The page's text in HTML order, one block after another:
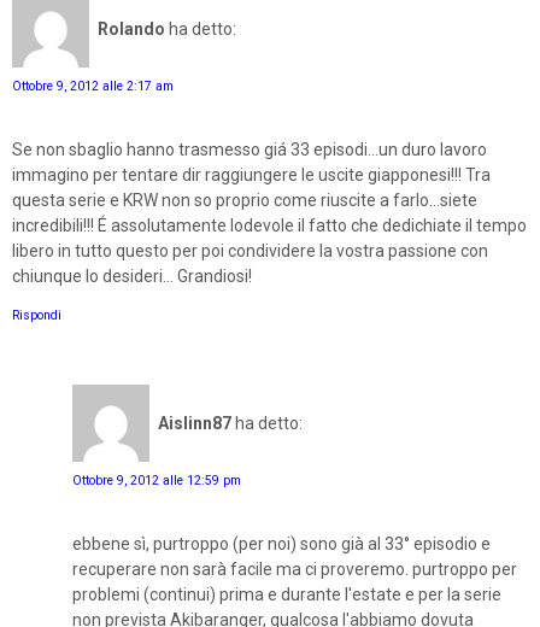
Rolando ha detto:
Ottobre 9, 2012 alle 2:17 am
Se non sbaglio hanno trasmesso giá 33 episodi...un duro lavoro
immagino per tentare dir raggiungere le uscite giapponesi!!! Tra
questa serie e KRW non so proprio come riuscite a farlo...siete
incredibili!!! É assolutamente lodevole il fatto che dedichiate il tempo
libero in tutto questo per poi condividere la vostra passione con
chiunque lo desideri... Grandiosi!
Rispondi
Aislinn87 ha detto:
Ottobre 9, 2012 alle 12:59 pm
ebbene sì, purtroppo (per noi) sono già al 33° episodio e
recuperare non sarà facile ma ci proveremo. purtroppo per
problemi (continui) prima e durante l'estate e per la serie
non prevista Akibaranger, qualcosa l'abbiamo dovuta